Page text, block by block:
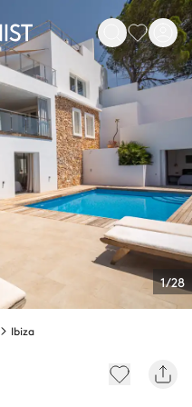
1/28
Ibiza